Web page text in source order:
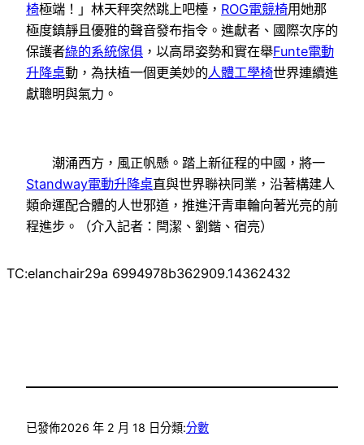
椅極端！」林天秤突然跳上吧檯， ROG電競椅用她那
極度鎮靜且優雅的聲音發布指令。進獻者、國際次序的
保護者綠的系統傢俱 ，以高昂姿勢和實在舉Funte電動
升降桌動，為扶植一個更美妙的人體工學椅世界連續進
獻聰明與氣力。
潮涌西方，風正帆懸。踏上新征程的中國，將一
Standway電動升降桌直與世界聯袂同業，沿著構建人
類命運配合體的人世邪道，推進汗青車輪向著光亮的前
程進步。（介入記者：閆潔、劉鍇、宿亮）
TC:elanchair29a 6994978b362909.14362432
已發佈2026 年 2 月 18 日分類:分數